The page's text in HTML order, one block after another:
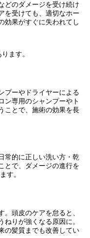
どのダメージを受け続け
を受けても、適切なホー
効果がすぐに失われてし
ます。
プーやドライヤーによる
ン専用のシャンプーやト
ことで、施術の効果を長
常的に正しい洗い方・乾
とで、ダメージの進行を
す。
頭皮のケアを怠ると、
りが強くなる原因に。
の髪質までも改善してい